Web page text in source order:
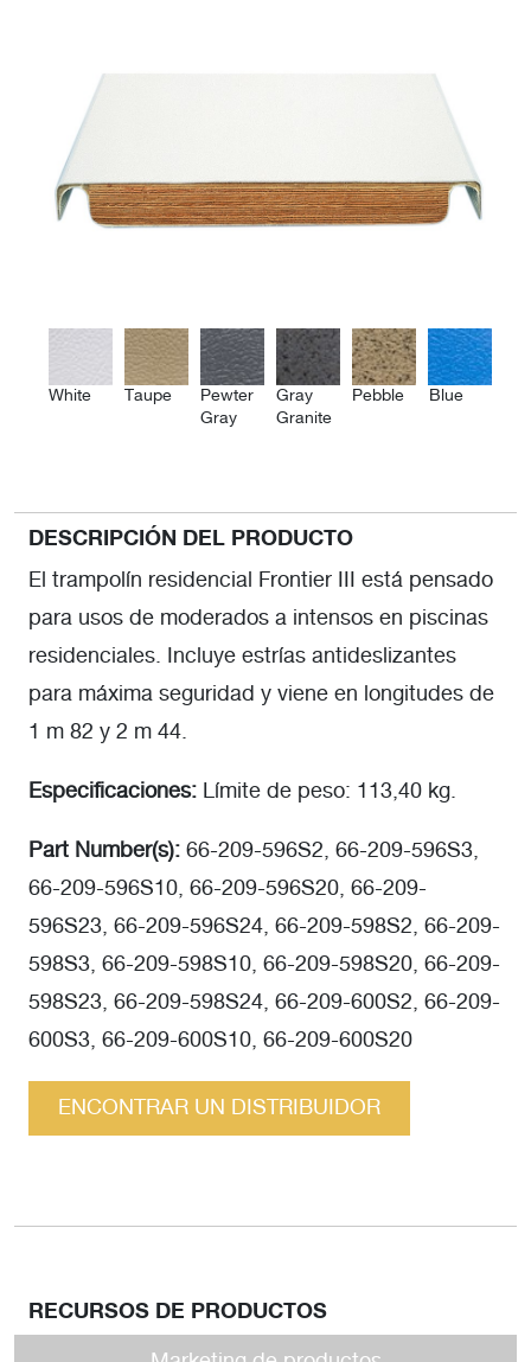
White Taupe
Pewter
Gray
Gray
Granite
Pebble Blue
DESCRIPCIÓN DEL PRODUCTO
El trampolín residencial Frontier III está pensado
para usos de moderados a intensos en piscinas
residenciales. Incluye estrías antideslizantes
para máxima seguridad y viene en longitudes de
1 m 82 y 2 m 44.
Especificaciones: Límite de peso: 113,40 kg.
Part Number(s): 66-209-596S2, 66-209-596S3,
66-209-596S10, 66-209-596S20, 66-209-
596S23, 66-209-596S24, 66-209-598S2, 66-209-
598S3, 66-209-598S10, 66-209-598S20, 66-209-
598S23, 66-209-598S24, 66-209-600S2, 66-209-
600S3, 66-209-600S10, 66-209-600S20
ENCONTRAR UN DISTRIBUIDOR
RECURSOS DE PRODUCTOS